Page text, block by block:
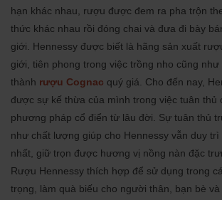
hạn khác nhau, rượu được đem ra pha trộn
thức khác nhau rồi đóng chai và đưa đi bày
giới. Hennessy được biết là hãng sản xuất
giới, tiên phong trong việc trồng nho cũng
thành rượu Cognac quý giá. Cho đến nay,
được sự kế thừa của mình trong việc tuân thủ
phương pháp cổ điển từ lâu đời. Sự tuân thủ
như chất lượng giúp cho Hennessy vẫn duy
nhất, giữ trọn được hương vị nồng nàn đặc
Rượu Hennessy thích hợp để sử dụng trong
trọng, làm quà biếu cho người thân, bạn bè và